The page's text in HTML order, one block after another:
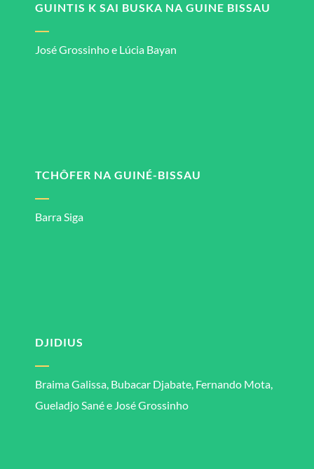
GUINTIS K SAI BUSKA NA GUINE BISSAU
José Grossinho e Lúcia Bayan
TCHÔFER NA GUINÉ-BISSAU
Barra Siga
DJIDIUS
Braima Galissa, Bubacar Djabate, Fernando Mota,
Gueladjo Sané e José Grossinho